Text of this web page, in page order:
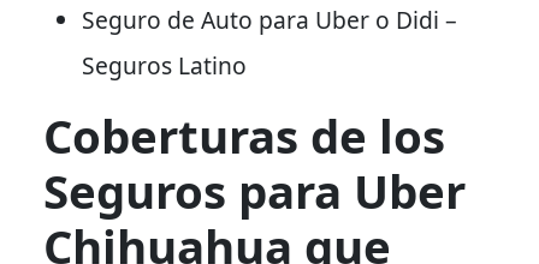
Seguro de Auto para Uber o Didi –
Seguros Latino
Coberturas de los
Seguros para Uber
Chihuahua que